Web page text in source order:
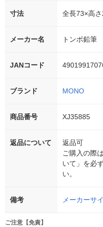
寸法 全長73×高
メーカー名 トンボ鉛筆
JANコード
ブランド MONO
商品番号 XJ35885
返品について
返品可
ご購入の際
いて」を必
い。
備考 メーカーサ
ご注意【免責】